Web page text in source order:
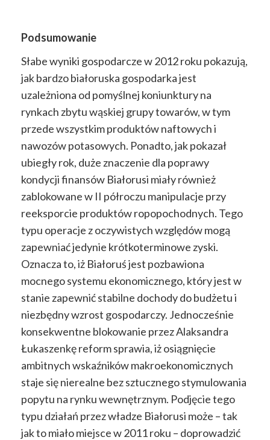
Podsumowanie
Słabe wyniki gospodarcze w 2012 roku pokazują,
jak bardzo białoruska gospodarka jest
uzależniona od pomyślnej koniunktury na
rynkach zbytu wąskiej grupy towarów, w tym
przede wszystkim produktów naftowych i
nawozów potasowych. Ponadto, jak pokazał
ubiegły rok, duże znaczenie dla poprawy
kondycji finansów Białorusi miały również
zablokowane w II półroczu manipulacje przy
reeksporcie produktów ropopochodnych. Tego
typu operacje z oczywistych względów mogą
zapewniać jedynie krótkoterminowe zyski.
Oznacza to, iż Białoruś jest pozbawiona
mocnego systemu ekonomicznego, który jest w
stanie zapewnić stabilne dochody do budżetu i
niezbędny wzrost gospodarczy. Jednocześnie
konsekwentne blokowanie przez Alaksandra
Łukaszenkę reform sprawia, iż osiągnięcie
ambitnych wskaźników makroekonomicznych
staje się nierealne bez sztucznego stymulowania
popytu na rynku wewnętrznym. Podjęcie tego
typu działań przez władze Białorusi może – tak
jak to miało miejsce w 2011 roku – doprowadzić